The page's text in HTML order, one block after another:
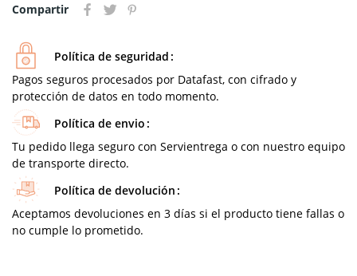
Compartir
Política de seguridad
Pagos seguros procesados por Datafast, con cifrado y
protección de datos en todo momento.
Política de envio
Tu pedido llega seguro con Servientrega o con nuestro equipo
de transporte directo.
Política de devolución
Aceptamos devoluciones en 3 días si el producto tiene fallas o
no cumple lo prometido.